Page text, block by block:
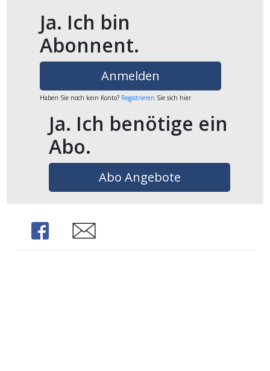
Ja. Ich bin
Abonnent.
Anmelden
Haben Sie noch kein Konto? Registrieren Sie sich hier
Ja. Ich benötige ein
Abo.
Abo Angebote
Share Share